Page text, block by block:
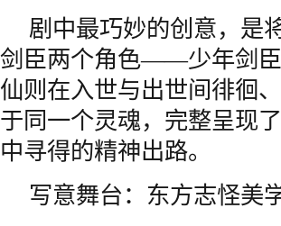
剧中最巧妙的创意，是
剑臣两个角色——少年剑
仙则在入世与出世间徘徊
于同一个灵魂，完整呈现
中寻得的精神出路。
写意舞台：东方志怪美